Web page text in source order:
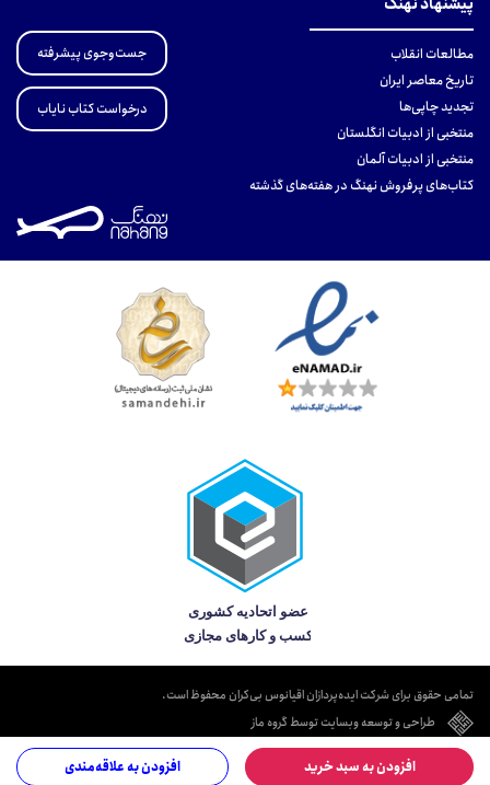
افزودن به سبد خرید افزودن به علاقه‌مندی
مطالعات انقلاب
تاریخ معاصر ایران
تجدید چاپی‌ها
منتخبی از ادبیات انگلستان
منتخبی از ادبیات آلمان
کتاب‌های پرفروش نهنگ در هفته‌های گذشته
جست‌وجوی پیشرفته
درخواست کتاب نایاب
تمامی حقوق برای شرکت ایده‌پردازان اقیانوس بی‌کران محفوظ است.
طراحی و توسعه وبسایت توسط گروه ماز